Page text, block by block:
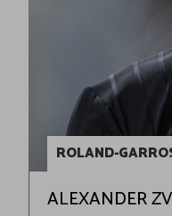
ROLAND-
ALEXANDER